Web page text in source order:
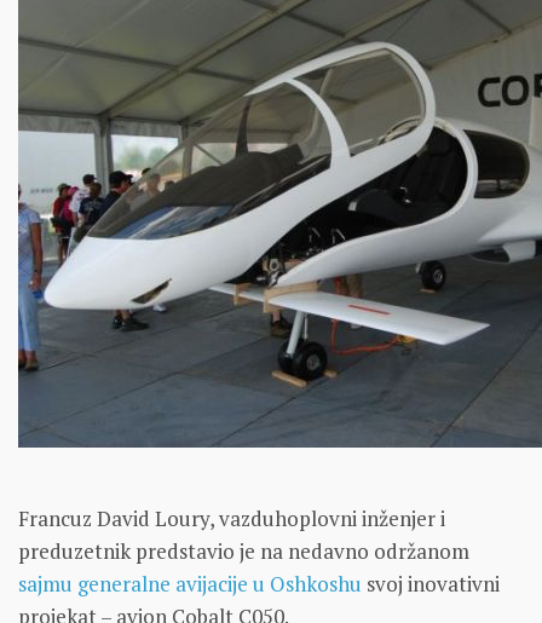
Francuz David Loury, vazduhoplovni inženjer i
preduzetnik predstavio je na nedavno održanom
sajmu generalne avijacije u Oshkoshu svoj inovativni
projekat – avion Cobalt C050.